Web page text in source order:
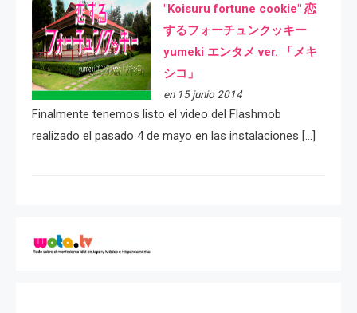
"Koisuru fortune cookie" 恋
するフォーチュンクッキー
yumeki エンタメ ver. 「メキ
シコ」
en 15 junio 2014
Finalmente tenemos listo el video del Flashmob
realizado el pasado 4 de mayo en las instalaciones […]